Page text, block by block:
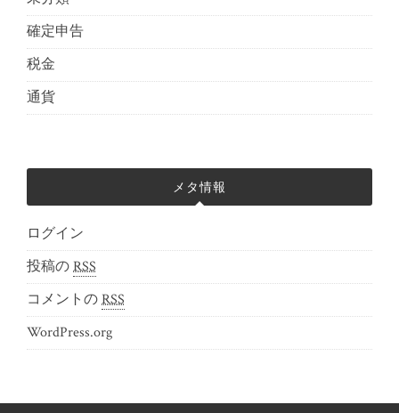
確定申告
税金
通貨
メタ情報
ログイン
投稿のRSS
コメントのRSS
WordPress.org